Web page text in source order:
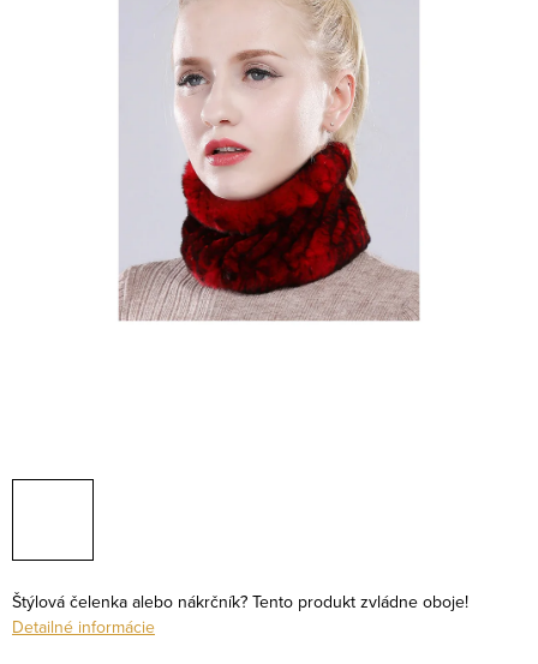
Štýlová čelenka alebo nákrčník? Tento produkt zvládne oboje!
Detailné informácie